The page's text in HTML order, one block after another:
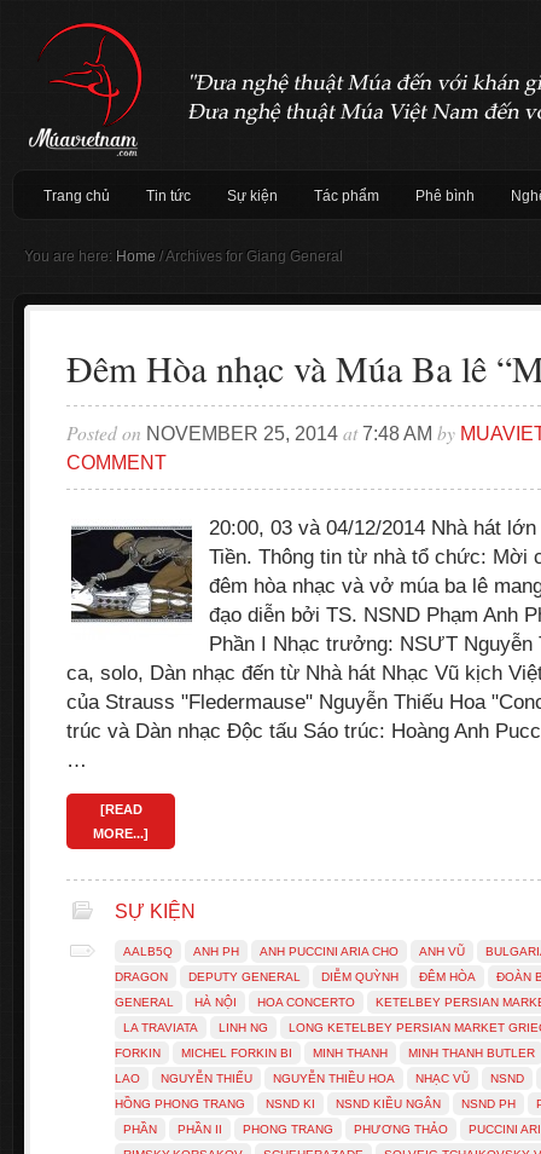
Trang chủ Tin tức Sự kiện Tác phẩm Phê bình
You are here: Home /Archives for Giang General
Đêm Hòa nhạc và Múa Ba lê
Posted on NOVEMBER 25, 2014 at7:48 AM by
COMMENT
20:00, 03 và 04/12/2014 Nhà hát
Tiền. Thông tin từ nhà tổ chức: Mời
đêm hòa nhạc và vở múa ba lê
đạo diễn bởi TS. NSND Phạm Anh
Phần I Nhạc trưởng: NSƯT Nguyễn
ca, solo, Dàn nhạc đến từ Nhà hát Nhạc Vũ kịch
của Strauss "Fledermause" Nguyễn Thiếu Hoa
trúc và Dàn nhạc Độc tấu Sáo trúc: Hoàng Anh
…
[READ
MORE...]
SỰ KIỆN
AALB5Q ANH PH ANH PUCCINI ARIA CHO ANH VŨ
DRAGON
DEPUTY GENERAL DIỄM QUỲNH ĐÊM HÒA
ĐOÀN
GENERAL
HÀ NỘI HOA CONCERTO
KETELBEY PERSIAN
LA TRAVIATA
LINH NG
LONG KETELBEY PERSIAN MARKET
FORKIN
MICHEL FORKIN BI MINH THANH
MINH THANH BUTLER
LAO
NGUYỄN THIẾU NGUYỄN THIỀU HOA NHẠC VŨ
NSND
HỒNG PHONG TRANG
NSND KI NSND KIỀU NGÂN NSND PH
PHẦN
PHẦN II PHONG TRANG PHƯƠNG THẢO
PUCCINI